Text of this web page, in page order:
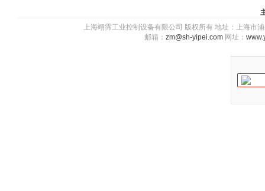
上海翊霈工业控制设备有限公司 版权所有 地址：上海
邮箱： zm@sh-yipei.com 网址：